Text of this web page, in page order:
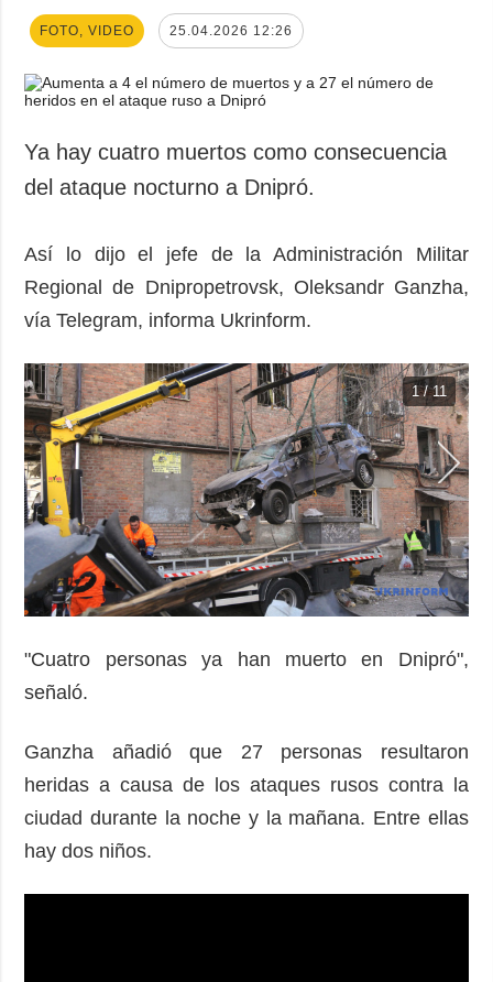
FOTO, VIDEO 25.04.2026 12:26
Ya hay cuatro muertos como consecuencia
del ataque nocturno a Dnipró.
Así lo dijo el jefe de la Administración Militar
Regional de Dnipropetrovsk, Oleksandr Ganzha,
vía Telegram, informa Ukrinform.
1 / 11
"Cuatro personas ya han muerto en Dnipró",
señaló.
Ganzha añadió que 27 personas resultaron
heridas a causa de los ataques rusos contra la
ciudad durante la noche y la mañana. Entre ellas
hay dos niños.